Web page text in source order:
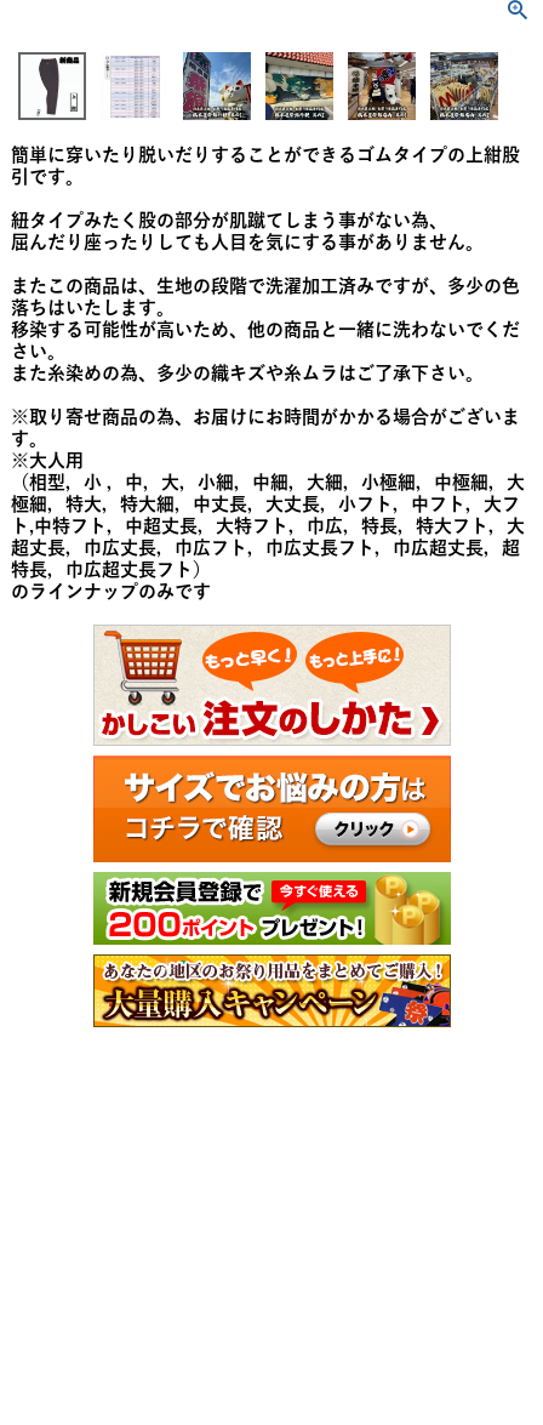
簡単に穿いたり脱いだりすることができるゴムタイプの上紺股
引です。
紐タイプみたく股の部分が肌蹴てしまう事がない為、
屈んだり座ったりしても人目を気にする事がありません。
またこの商品は、生地の段階で洗濯加工済みですが、多少の色
落ちはいたします。
移染する可能性が高いため、他の商品と一緒に洗わないでくだ
さい。
また糸染めの為、多少の織キズや糸ムラはご了承下さい。
※取り寄せ商品の為、お届けにお時間がかかる場合がございま
す。
※大人用
（相型，小 ，中，大，小細，中細，大細，小極細，中極細，大
極細，特大，特大細，中丈長，大丈長，小フト，中フト，大フ
ト,中特フト，中超丈長，大特フト，巾広，特長，特大フト，大
超丈長，巾広丈長，巾広フト，巾広丈長フト，巾広超丈長，超
特長，巾広超丈長フト）
のラインナップのみです